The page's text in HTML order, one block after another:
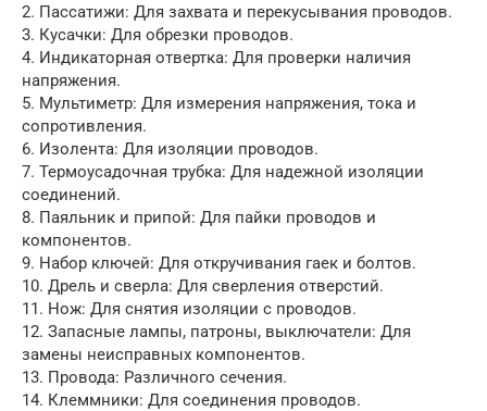
2. Пассатижи: Для захвата и перекусывания проводов.
3. Кусачки: Для обрезки проводов.
4. Индикаторная отвертка: Для проверки наличия
напряжения.
5. Мультиметр: Для измерения напряжения, тока и
сопротивления.
6. Изолента: Для изоляции проводов.
7. Термоусадочная трубка: Для надежной изоляции
соединений.
8. Паяльник и припой: Для пайки проводов и
компонентов.
9. Набор ключей: Для откручивания гаек и болтов.
10. Дрель и сверла: Для сверления отверстий.
11. Нож: Для снятия изоляции с проводов.
12. Запасные лампы, патроны, выключатели: Для
замены неисправных компонентов.
13. Провода: Различного сечения.
14. Клеммники: Для соединения проводов.